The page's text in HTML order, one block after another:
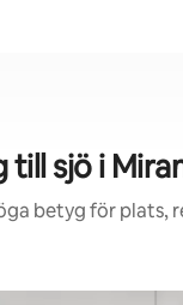
sjö i
betyg för plats,